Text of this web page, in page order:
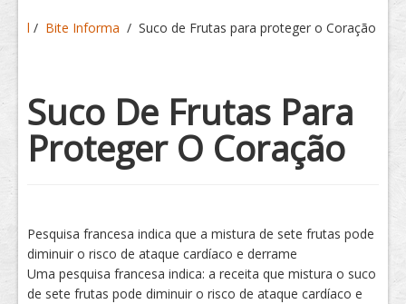
Vídeos
Tratamento
l / Bite Informa / Suco de Frutas para proteger o Coração
Suco De Frutas Para
Proteger O Coração
Pesquisa francesa indica que a mistura de sete frutas pode
diminuir o risco de ataque cardíaco e derrame
Uma pesquisa francesa indica: a receita que mistura o suco
de sete frutas pode diminuir o risco de ataque cardíaco e